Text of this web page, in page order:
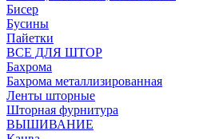
Бисер
Бусины
Пайетки
ВСЕ ДЛЯ ШТОР
Бахрома
Бахрома металлизированная
Ленты шторные
Шторная фурнитура
ВЫШИВАНИЕ